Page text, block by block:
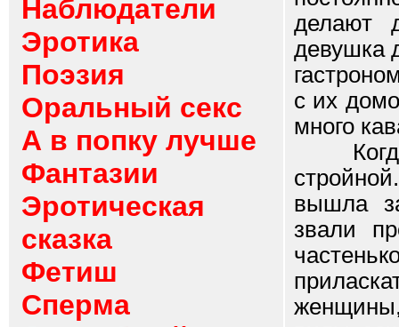
Наблюдатели
Эротика
Поэзия
Оральный секс
А в попку лучше
Фантазии
Эротическая
сказка
Фетиш
Сперма
делают
девушка
с их
много
Когда-
вышла
звали